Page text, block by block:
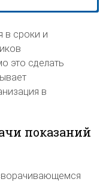
в сроки и
это сделать
в
показаний